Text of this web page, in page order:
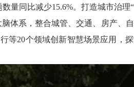
量同比减少15.6%。打造城市治
体系，整合城管、交通、房产、
等20个领域创新智慧场景应用，